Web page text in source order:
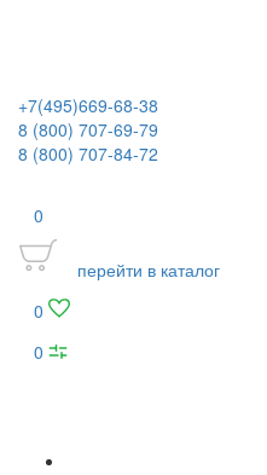
+7(495)669-68-38
8 (800) 707-69-79
8 (800) 707-84-72
0
перейти в каталог
0
0